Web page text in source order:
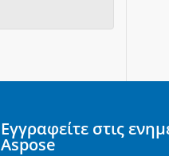
Εγγραφείτε στις
Aspose